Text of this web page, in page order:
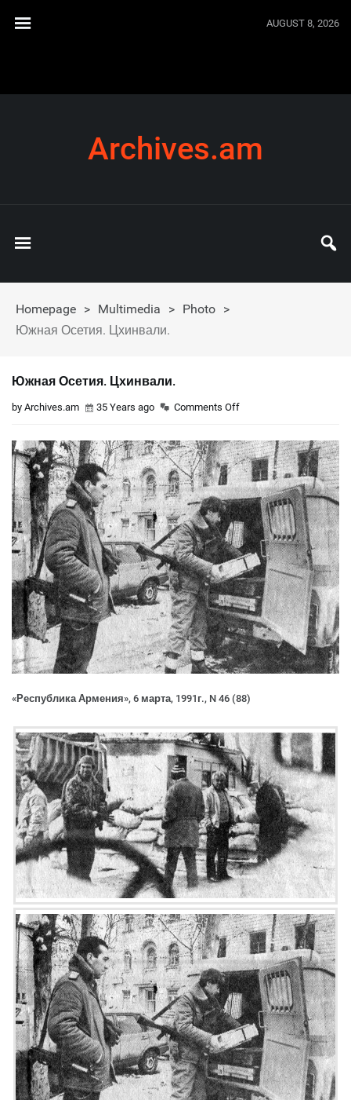
AUGUST 8, 2026
Archives.am
Homepage > Multimedia > Photo >
Южная Осетия. Цхинвали.
Южная Осетия. Цхинвали.
by Archives.am 35 Years ago Comments Off
«Республика Армения», 6 марта, 1991г., N 46 (88)